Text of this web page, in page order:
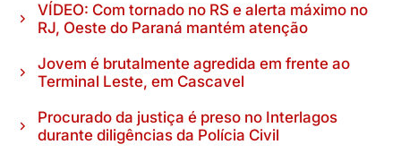
VÍDEO: Com tornado no RS e alerta máximo no
RJ, Oeste do Paraná mantém atenção
Jovem é brutalmente agredida em frente ao
Terminal Leste, em Cascavel
Procurado da justiça é preso no Interlagos
durante diligências da Polícia Civil